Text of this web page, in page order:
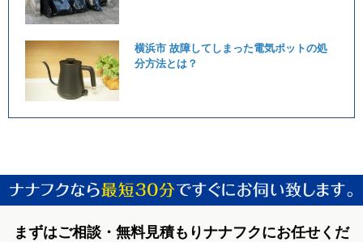
横浜市 故障してしまった電気ポットの処
分方法とは？
まずはご相談・無料見積もりナナフクにお任せくだ